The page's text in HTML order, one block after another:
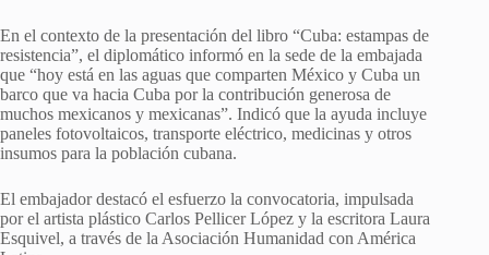
En el contexto de la presentación del libro “Cuba: estampas de
resistencia”, el diplomático informó en la sede de la embajada
que “hoy está en las aguas que comparten México y Cuba un
barco que va hacia Cuba por la contribución generosa de
muchos mexicanos y mexicanas”. Indicó que la ayuda incluye
paneles fotovoltaicos, transporte eléctrico, medicinas y otros
insumos para la población cubana.
El embajador destacó el esfuerzo la convocatoria, impulsada
por el artista plástico Carlos Pellicer López y la escritora Laura
Esquivel, a través de la Asociación Humanidad con América